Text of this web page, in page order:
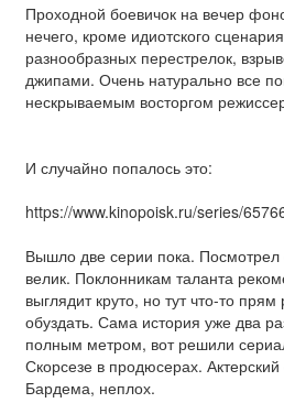
Проходной боевичок на вечер
нечего, кроме идиотского
разнообразных перестрелок,
джипами. Очень натурально все
нескрываемым восторгом
И случайно попалось это:
https://www.kinopoisk.ru/series/
Вышло две серии пока.
велик. Поклонникам таланта
выглядит круто, но тут что-то
обуздать. Сама история уже два
полным метром, вот решили
Скорсезе в продюсерах.
Бардема, неплох.